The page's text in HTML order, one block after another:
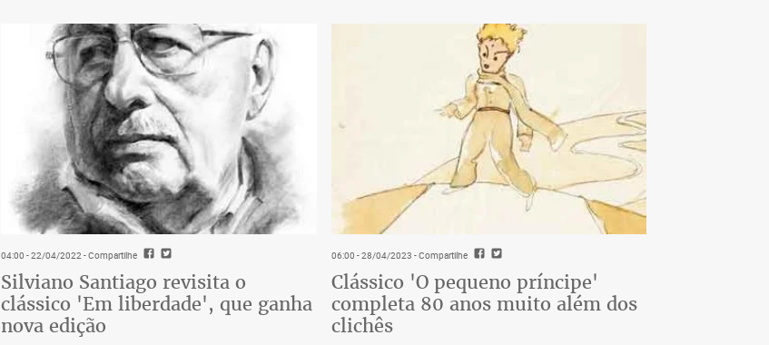
04:00 - 22/04/2022- Compartilhe
Silviano Santiago revisita o
clássico 'Em liberdade', que ganha
nova edição
06:00 - 28/04/2023 - Compartilhe
Clássico 'O pequeno príncipe'
completa 80 anos muito além dos
clichês